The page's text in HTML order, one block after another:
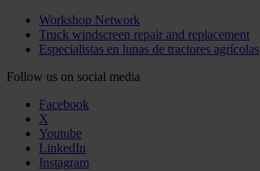
Workshop Network
Truck windscreen repair and replacement
Especialistas en lunas de tractores agrícolas
Follow us on social media
Facebook
X
Youtube
LinkedIn
Instagram